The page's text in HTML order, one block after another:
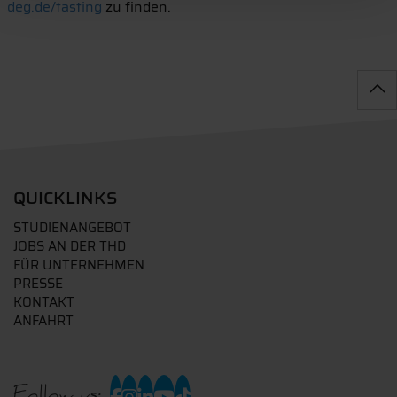
deg.de/tasting zu finden.
QUICKLINKS
STUDIENANGEBOT
JOBS AN DER THD
FÜR UNTERNEHMEN
PRESSE
KONTAKT
ANFAHRT